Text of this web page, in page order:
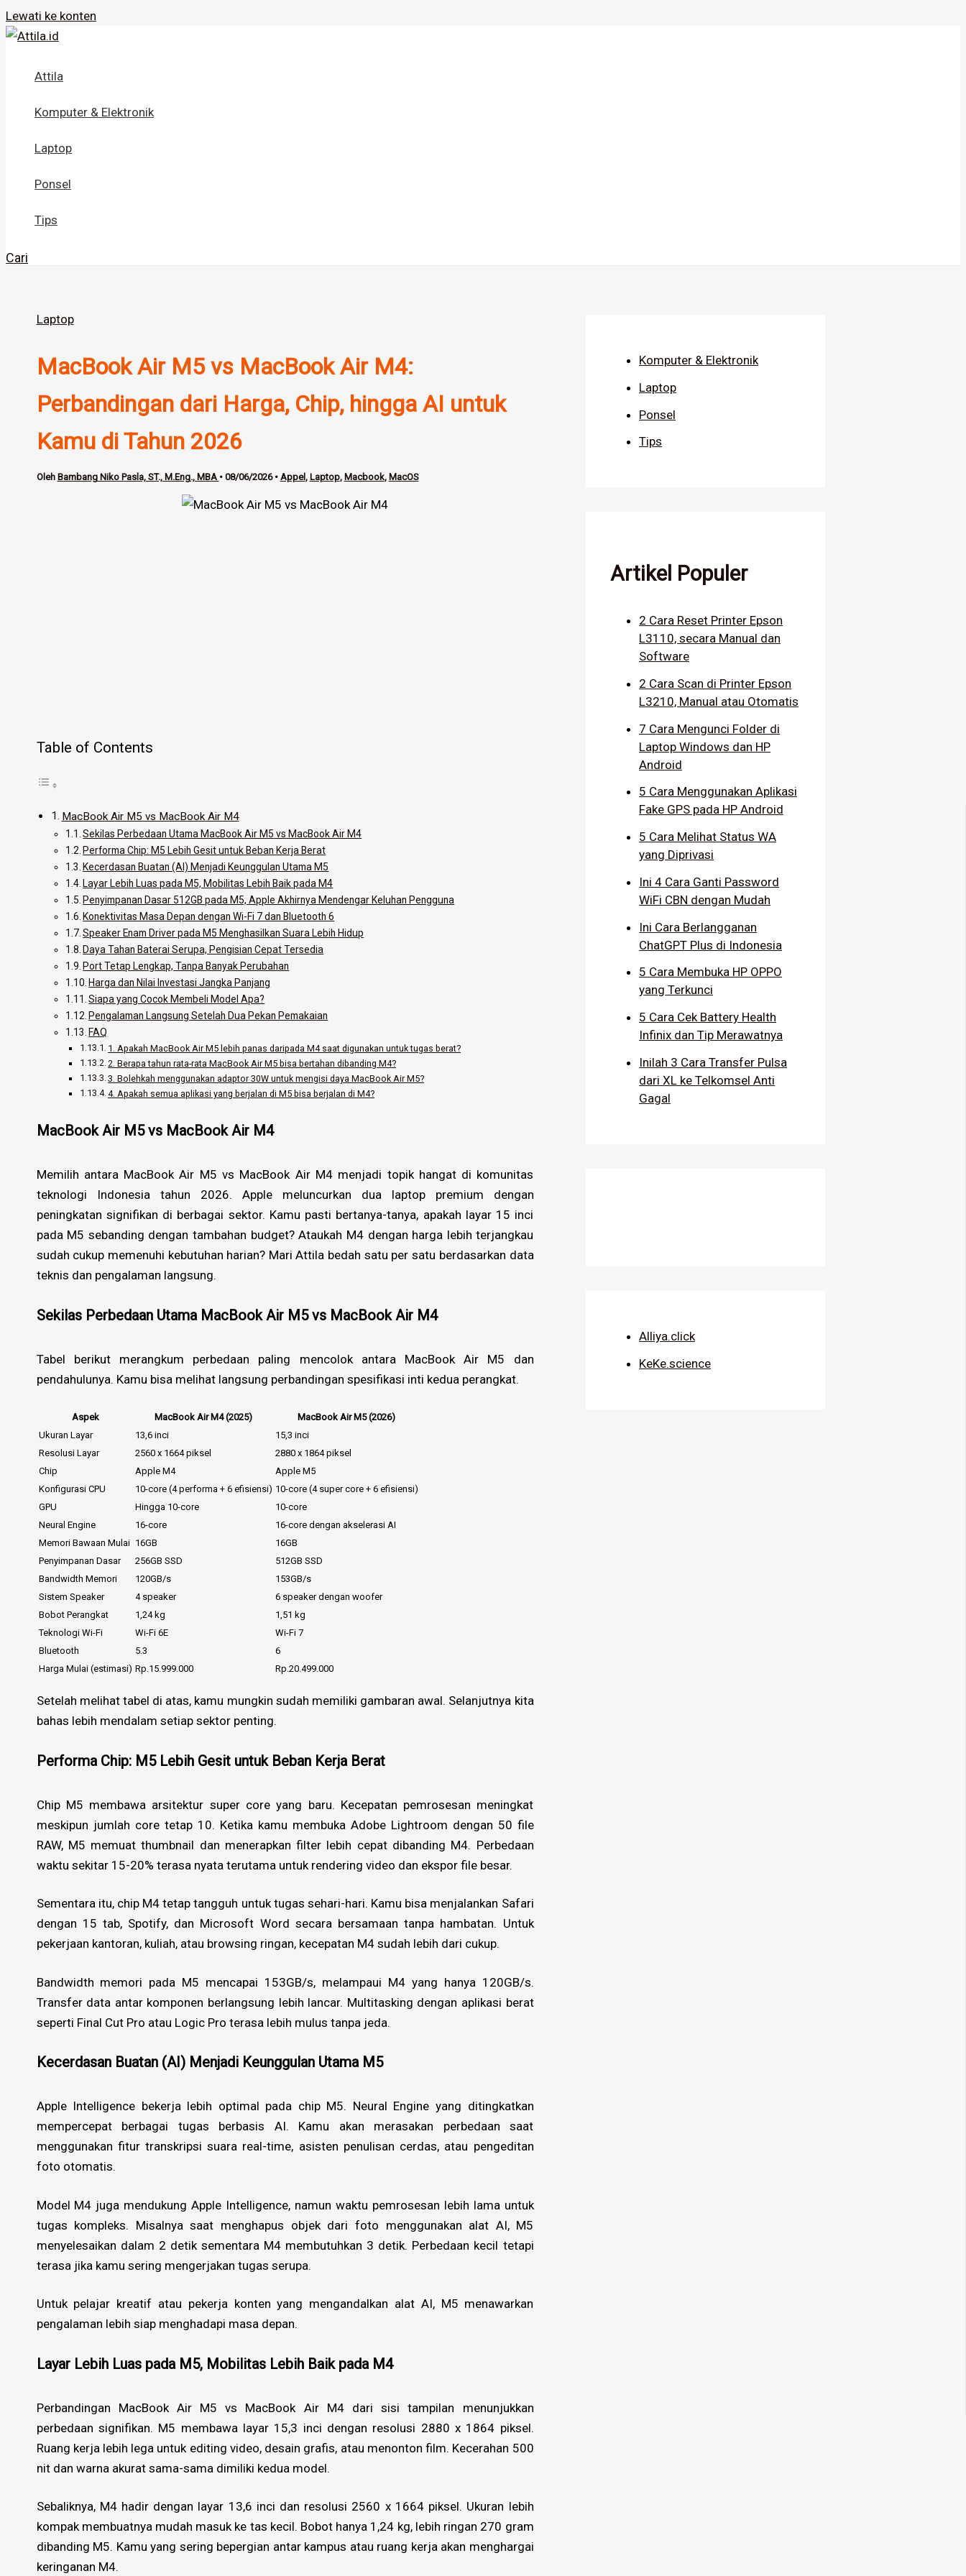
Lewati ke konten
Attila
Komputer & Elektronik
Laptop
Ponsel
Tips
Cari
Laptop
MacBook Air M5 vs MacBook Air M4:
Perbandingan dari Harga, Chip, hingga AI untuk
Kamu di Tahun 2026
Oleh Bambang Niko Pasla, ST., M.Eng., MBA • 08/06/2026 • Appel, Laptop, Macbook, MacOS
Table of Contents
MacBook Air M5 vs MacBook Air M4
Sekilas Perbedaan Utama MacBook Air M5 vs MacBook Air M4
Performa Chip: M5 Lebih Gesit untuk Beban Kerja Berat
Kecerdasan Buatan (AI) Menjadi Keunggulan Utama M5
Layar Lebih Luas pada M5, Mobilitas Lebih Baik pada M4
Penyimpanan Dasar 512GB pada M5, Apple Akhirnya Mendengar Keluhan Pengguna
Konektivitas Masa Depan dengan Wi-Fi 7 dan Bluetooth 6
Speaker Enam Driver pada M5 Menghasilkan Suara Lebih Hidup
Daya Tahan Baterai Serupa, Pengisian Cepat Tersedia
Port Tetap Lengkap, Tanpa Banyak Perubahan
Harga dan Nilai Investasi Jangka Panjang
Siapa yang Cocok Membeli Model Apa?
Pengalaman Langsung Setelah Dua Pekan Pemakaian
FAQ
1. Apakah MacBook Air M5 lebih panas daripada M4 saat digunakan untuk tugas berat?
2. Berapa tahun rata-rata MacBook Air M5 bisa bertahan dibanding M4?
3. Bolehkah menggunakan adaptor 30W untuk mengisi daya MacBook Air M5?
4. Apakah semua aplikasi yang berjalan di M5 bisa berjalan di M4?
MacBook Air M5 vs MacBook Air M4
Memilih antara MacBook Air M5 vs MacBook Air M4 menjadi topik hangat di komunitas
teknologi Indonesia tahun 2026. Apple meluncurkan dua laptop premium dengan
peningkatan signifikan di berbagai sektor. Kamu pasti bertanya-tanya, apakah layar 15 inci
pada M5 sebanding dengan tambahan budget? Ataukah M4 dengan harga lebih terjangkau
sudah cukup memenuhi kebutuhan harian? Mari Attila bedah satu per satu berdasarkan data
teknis dan pengalaman langsung.
Sekilas Perbedaan Utama MacBook Air M5 vs MacBook Air M4
Tabel berikut merangkum perbedaan paling mencolok antara MacBook Air M5 dan
pendahulunya. Kamu bisa melihat langsung perbandingan spesifikasi inti kedua perangkat.
Aspek MacBook Air M4 (2025)
MacBook Air M5 (2026)
Ukuran Layar
13,6 inci
15,3 inci
Resolusi Layar
2560 x 1664 piksel
2880 x 1864 piksel
Chip
Apple M4
Apple M5
Konfigurasi CPU
10-core (4 performa + 6 efisiensi) 10-core (4 super core + 6 efisiensi)
GPU
Hingga 10-core
10-core
Neural Engine
16-core
16-core dengan akselerasi AI
Memori Bawaan Mulai 16GB
16GB
Penyimpanan Dasar
256GB SSD
512GB SSD
Bandwidth Memori
120GB/s
153GB/s
Sistem Speaker
4 speaker
6 speaker dengan woofer
Bobot Perangkat
1,24 kg
1,51 kg
Teknologi Wi-Fi
Wi-Fi 6E
Wi-Fi 7
Bluetooth
5.3
6
Harga Mulai (estimasi) Rp.15.999.000 Rp.20.499.000
Setelah melihat tabel di atas, kamu mungkin sudah memiliki gambaran awal. Selanjutnya kita
bahas lebih mendalam setiap sektor penting.
Performa Chip: M5 Lebih Gesit untuk Beban Kerja Berat
Chip M5 membawa arsitektur super core yang baru. Kecepatan pemrosesan meningkat
meskipun jumlah core tetap 10. Ketika kamu membuka Adobe Lightroom dengan 50 file
RAW, M5 memuat thumbnail dan menerapkan filter lebih cepat dibanding M4. Perbedaan
waktu sekitar 15-20% terasa nyata terutama untuk rendering video dan ekspor file besar.
Sementara itu, chip M4 tetap tangguh untuk tugas sehari-hari. Kamu bisa menjalankan Safari
dengan 15 tab, Spotify, dan Microsoft Word secara bersamaan tanpa hambatan. Untuk
pekerjaan kantoran, kuliah, atau browsing ringan, kecepatan M4 sudah lebih dari cukup.
Bandwidth memori pada M5 mencapai 153GB/s, melampaui M4 yang hanya 120GB/s.
Transfer data antar komponen berlangsung lebih lancar. Multitasking dengan aplikasi berat
seperti Final Cut Pro atau Logic Pro terasa lebih mulus tanpa jeda.
Kecerdasan Buatan (AI) Menjadi Keunggulan Utama M5
Apple Intelligence bekerja lebih optimal pada chip M5. Neural Engine yang ditingkatkan
mempercepat berbagai tugas berbasis AI. Kamu akan merasakan perbedaan saat
menggunakan fitur transkripsi suara real-time, asisten penulisan cerdas, atau pengeditan
foto otomatis.
Model M4 juga mendukung Apple Intelligence, namun waktu pemrosesan lebih lama untuk
tugas kompleks. Misalnya saat menghapus objek dari foto menggunakan alat AI, M5
menyelesaikan dalam 2 detik sementara M4 membutuhkan 3 detik. Perbedaan kecil tetapi
terasa jika kamu sering mengerjakan tugas serupa.
Untuk pelajar kreatif atau pekerja konten yang mengandalkan alat AI, M5 menawarkan
pengalaman lebih siap menghadapi masa depan.
Layar Lebih Luas pada M5, Mobilitas Lebih Baik pada M4
Perbandingan MacBook Air M5 vs MacBook Air M4 dari sisi tampilan menunjukkan
perbedaan signifikan. M5 membawa layar 15,3 inci dengan resolusi 2880 x 1864 piksel.
Ruang kerja lebih lega untuk editing video, desain grafis, atau menonton film. Kecerahan 500
nit dan warna akurat sama-sama dimiliki kedua model.
Sebaliknya, M4 hadir dengan layar 13,6 inci dan resolusi 2560 x 1664 piksel. Ukuran lebih
kompak membuatnya mudah masuk ke tas kecil. Bobot hanya 1,24 kg, lebih ringan 270 gram
dibanding M5. Kamu yang sering bepergian antar kampus atau ruang kerja akan menghargai
keringanan M4.
Komputer & Elektronik
Laptop
Ponsel
Tips
Artikel Populer
2 Cara Reset Printer Epson
L3110, secara Manual dan
Software
2 Cara Scan di Printer Epson
L3210, Manual atau Otomatis
7 Cara Mengunci Folder di
Laptop Windows dan HP
Android
5 Cara Menggunakan Aplikasi
Fake GPS pada HP Android
5 Cara Melihat Status WA
yang Diprivasi
Ini 4 Cara Ganti Password
WiFi CBN dengan Mudah
Ini Cara Berlangganan
ChatGPT Plus di Indonesia
5 Cara Membuka HP OPPO
yang Terkunci
5 Cara Cek Battery Health
Infinix dan Tip Merawatnya
Inilah 3 Cara Transfer Pulsa
dari XL ke Telkomsel Anti
Gagal
Alliya.click
KeKe.science